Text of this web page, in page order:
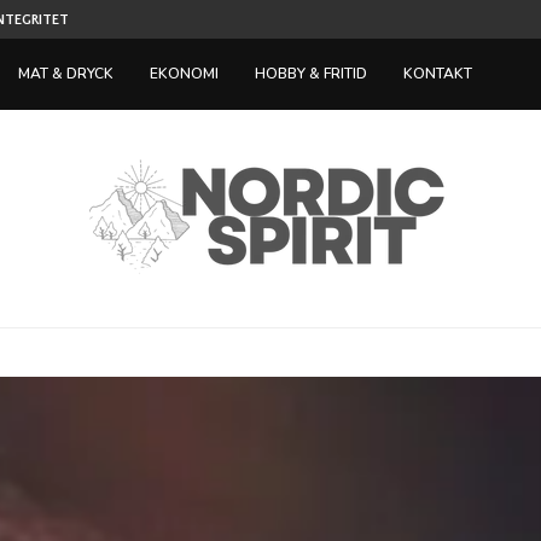
NÄR...
MAT & DRYCK EKONOMI HOBBY & FRITID KONTAKT